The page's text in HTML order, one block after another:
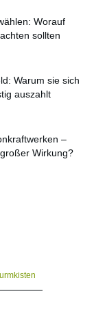
Worauf
sollten
Warum sie sich
auszahlt
–
Wirkung?